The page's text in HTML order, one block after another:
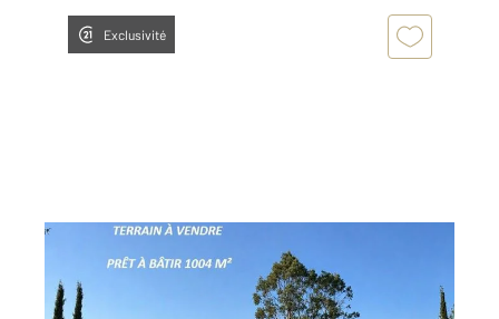
Exclusivité
ST SULPICE LA POINTE 81
1004 m2
Ref : 1836